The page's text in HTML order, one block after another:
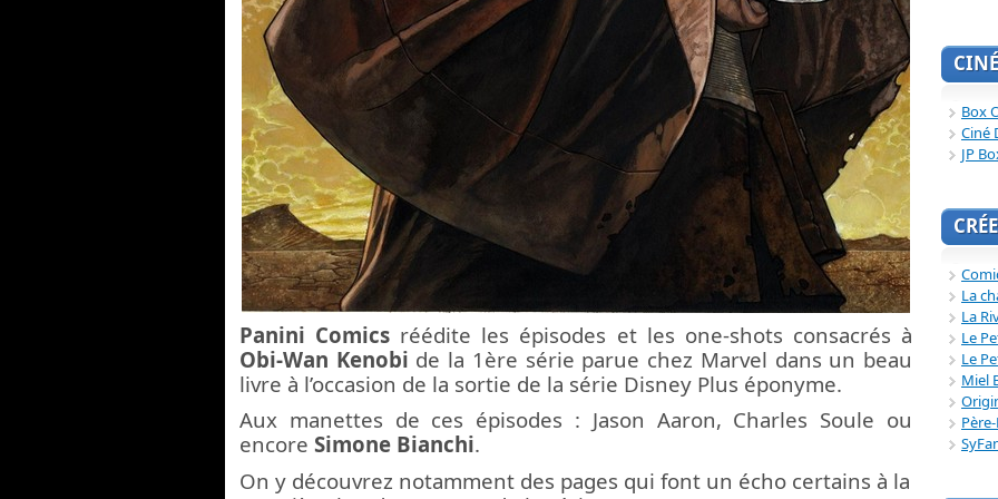
Panini Comics réédite les épisodes et les one-shots consacrés à
Obi-Wan Kenobi de la 1ère série parue chez Marvel dans un beau
livre à l’occasion de la sortie de la série Disney Plus éponyme.
Aux manettes de ces épisodes : Jason Aaron, Charles Soule ou
encore Simone Bianchi.
On y découvrez notamment des pages qui font un écho certains à la
Box
Ciné
JP
La
La
Le
Le
Miel